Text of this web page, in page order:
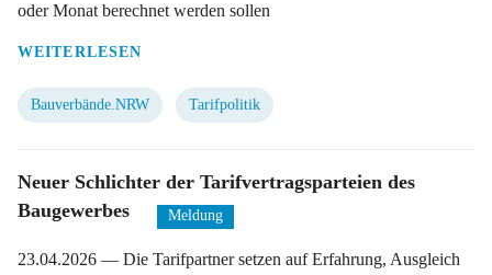
oder Monat berechnet werden sollen
WEITERLESEN
Bauverbände.NRW Tarifpolitik
Neuer Schlichter der Tarifvertragsparteien des
Baugewerbes
Meldung
23.04.2026 — Die Tarifpartner setzen auf Erfahrung, Ausgleich